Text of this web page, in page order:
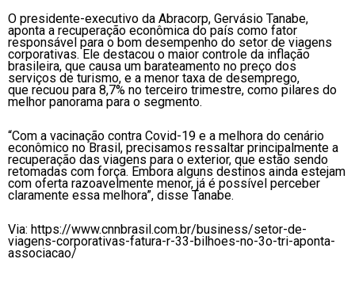
O presidente-executivo da Abracorp, Gervásio Tanabe,
aponta a recuperação econômica do país como fator
responsável para o bom desempenho do setor de viagens
corporativas. Ele destacou o maior controle da inflação
brasileira, que causa um barateamento no preço dos
serviços de turismo, e a menor taxa de desemprego,
que recuou para 8,7% no terceiro trimestre, como pilares do
melhor panorama para o segmento.
“Com a vacinação contra Covid-19 e a melhora do cenário
econômico no Brasil, precisamos ressaltar principalmente a
recuperação das viagens para o exterior, que estão sendo
retomadas com força. Embora alguns destinos ainda estejam
com oferta razoavelmente menor, já é possível perceber
claramente essa melhora”, disse Tanabe.
Via: https://www.cnnbrasil.com.br/business/setor-de-
viagens-corporativas-fatura-r-33-bilhoes-no-3o-tri-aponta-
associacao/